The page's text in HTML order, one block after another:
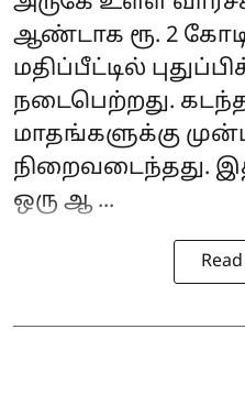
ஆண்டாக ரூ. 2
மதிப்பீட்டில்
நடைபெற்றது.
மாதங்களுக்கு
நிறைவடைந்தது.
ஒரு ஆ ...